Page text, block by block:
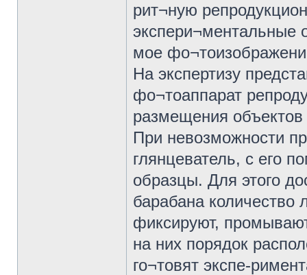
рит¬ную
экспери¬ментальные
мое
На экспертизу
фо¬тоаппарат
размещения
При невозможности
глянцеватель, с его
образцы. Для этого
барабана количество
фиксируют,
на них порядок
го¬товят экспе-